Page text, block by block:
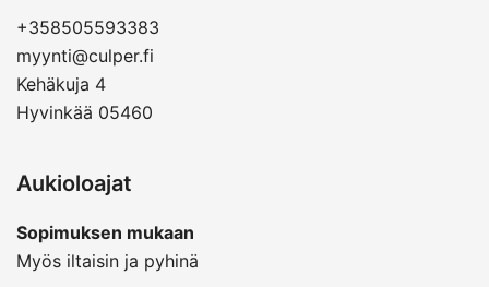
+358505593383
myynti@culper.fi
Kehäkuja 4
Hyvinkää 05460
Aukioloajat
Sopimuksen mukaan
Myös iltaisin ja pyhinä